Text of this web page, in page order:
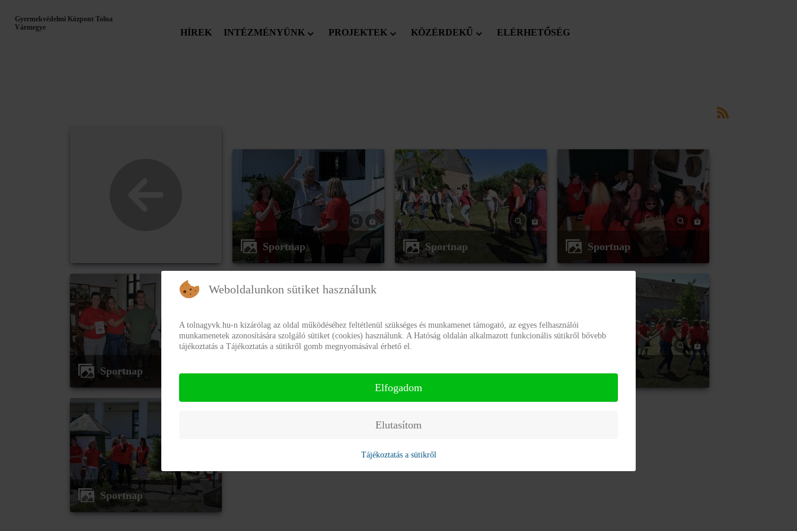
Gyermekvédelmi Központ Tolna
Vármegye
HÍREK INTÉZMÉNYÜNK PROJEKTEK KÖZÉRDEKŰ ELÉRHETŐSÉG
Sportnap Sportnap Sportnap
Sportnap Sportnap Sportnap Sportnap
Sportnap
Weboldalunkon sütiket használunk
A tolnagyvk.hu-n kizárólag az oldal működéséhez feltétlenül szükséges és munkamenet támogató, az egyes felhasználói
munkamenetek azonosítására szolgáló sütiket (cookies) használunk. A Hatóság oldalán alkalmazott funkcionális sütikről bővebb
tájékoztatás a Tájékoztatás a sütikről gomb megnyomásával érhető el.
Elfogadom
Elutasítom
Tájékoztatás a sütikről